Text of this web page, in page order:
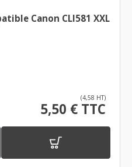
Canon CLI581 XXL
(4,58 HT)
5,50 € TTC